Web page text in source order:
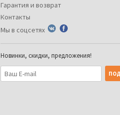
Гарантия и возврат
Контакты
Мы в соцсетях
Новинки, скидки, предложения!